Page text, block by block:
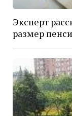
Эксперт
размер